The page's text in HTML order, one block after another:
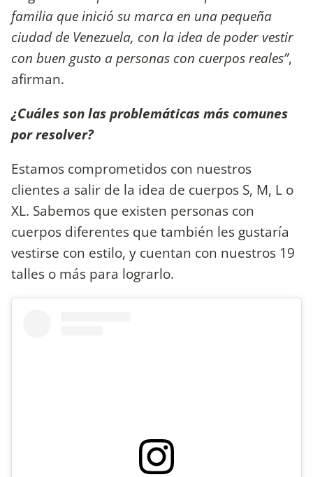
familia que inició su marca en una pequeña
ciudad de Venezuela, con la idea de poder vestir
con buen gusto a personas con cuerpos reales”,
afirman.
¿Cuáles son las problemáticas más comunes
por resolver?
Estamos comprometidos con nuestros
clientes a salir de la idea de cuerpos S, M, L o
XL. Sabemos que existen personas con
cuerpos diferentes que también les gustaría
vestirse con estilo, y cuentan con nuestros 19
talles o más para lograrlo.